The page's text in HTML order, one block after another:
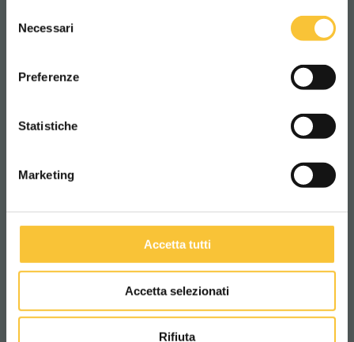
delNecessari
Preferenze
Statistiche
Marketing
Accetta tutti
Accetta selezionati
Rifiuta
Privacybeleid